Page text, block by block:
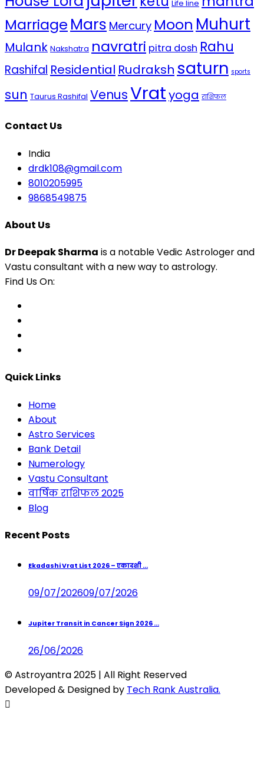
Life line
Marriage Mars Mercury Moon Muhurt
Mulank Nakshatra navratri pitra dosh Rahu
Rashifal Residential Rudraksh saturn sports
sun Taurus Rashifal VenusVratyoga राशिफल
Contact Us
India
drdk108@gmail.com
8010205995
9868549875
About Us
Dr Deepak Sharma is a notable Vedic Astrologer and
Vastu consultant with a new way to astrology.
Find Us On:
Quick Links
Home
About
Astro Services
Bank Detail
Numerology
Vastu Consultant
वार्षिक राशिफल 2025
Blog
Recent Posts
Ekadashi Vrat List 2026 – एकादशी ...
09/07/202609/07/2026
Jupiter Transit in Cancer Sign 2026 ...
26/06/2026
© Astroyantra 2025 | All Right Reserved
Developed & Designed by Tech Rank Australia.